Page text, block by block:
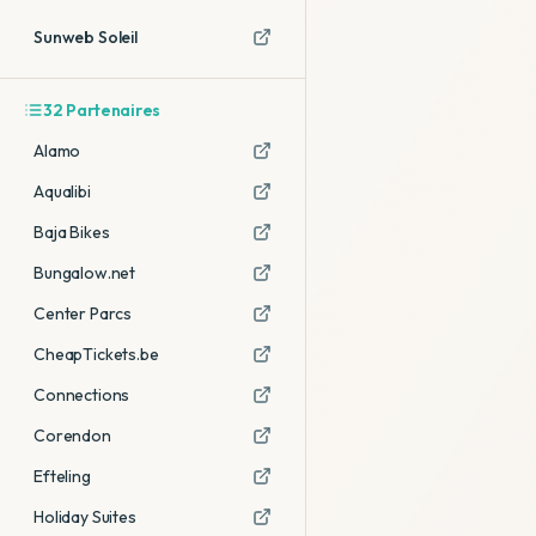
Sunweb Soleil
32 Partenaires
Alamo
Aqualibi
Baja Bikes
Bungalow.net
Center Parcs
CheapTickets.be
Connections
Corendon
Efteling
Holiday Suites